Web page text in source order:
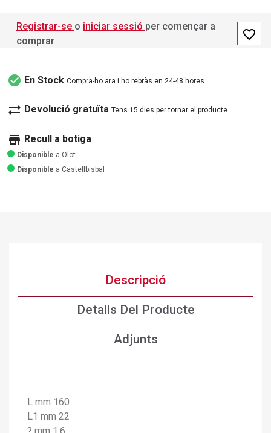
Crear una llista de desitjos
Connectar-se
Registrar-se o iniciar sessió per començar a
comprar
favorite_border
check_circle En Stock Compra-ho ara i ho rebràs en 24-48 hores
sync_alt Devolució gratuïta Tens 15 dies per tornar el producte
store Recull a botiga
Disponible a Olot
Disponible a Castellbisbal
Descripció
Detalls Del Producte
Adjunts
L mm 160
L1 mm 22